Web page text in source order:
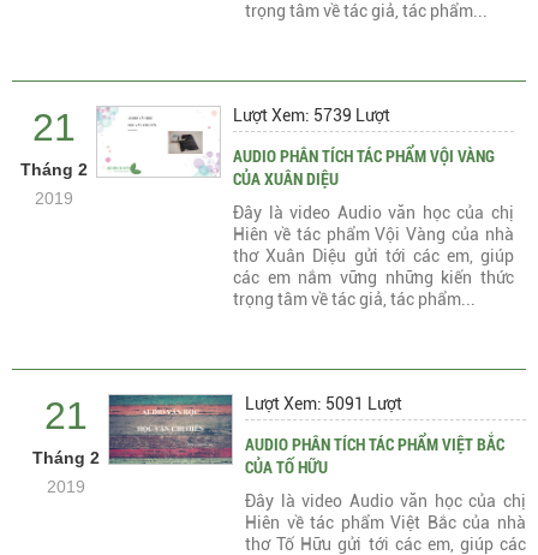
trọng tâm về tác giả, tác phẩm...
21
Tháng 2
2019
Lượt Xem: 5739 Lượt
AUDIO PHÂN TÍCH TÁC PHẨM VỘI VÀNG
CỦA XUÂN DIỆU
Đây là video Audio văn học của chị
Hiên về tác phẩm Vội Vàng của nhà
thơ Xuân Diệu gửi tới các em, giúp
các em nắm vững những kiến thức
trọng tâm về tác giả, tác phẩm...
21
Tháng 2
2019
Lượt Xem: 5091 Lượt
AUDIO PHÂN TÍCH TÁC PHẨM VIỆT BẮC
CỦA TỐ HỮU
Đây là video Audio văn học của chị
Hiên về tác phẩm Việt Bắc của nhà
thơ Tố Hữu gửi tới các em, giúp các